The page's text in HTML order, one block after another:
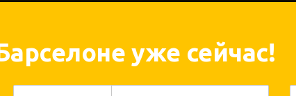
уже сейчас!